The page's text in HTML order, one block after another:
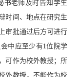
书老师及时告知学生
时间、地点在研究生
审批通过后方可进行
中应至少有1位院学
可作为校外教授；所
外教授，不能作为校